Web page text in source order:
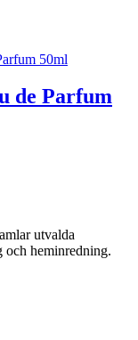
de Parfum
utvalda
och heminredning.